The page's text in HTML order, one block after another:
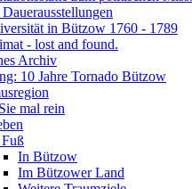
in Bützow 1760 - 1789
- lost and found.
Archiv
10 Jahre Tornado Bützow
mal rein
In Bützow
Im Bützower Land